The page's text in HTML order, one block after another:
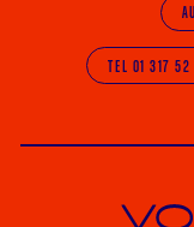
TEL 01 317
Votiv Kino